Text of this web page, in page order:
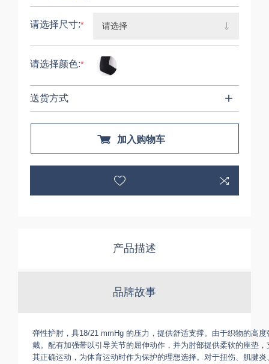
请选择尺寸:*
请选择颜色:*
送货方式
加入购物车
产品描述
品牌故事
弹性护肘，具18/21 mmHg 的压力，提供舒适支撑。由于织物的高度
戴。配有加强带以引导关节的屈伸动作，并为肘部提供柔软的座垫，
其正确运动，为体育运动时作为保护的理想选择。对于扭伤、肌腱炎